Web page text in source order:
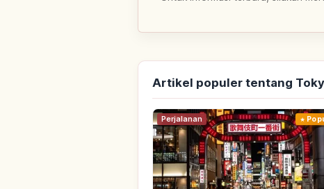
Artikel populer tentang
Perjalanan